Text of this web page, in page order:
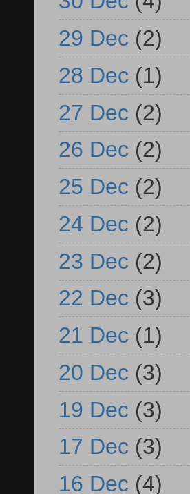
29 Dec (2)
28 Dec (1)
27 Dec (2)
26 Dec (2)
25 Dec (2)
24 Dec (2)
23 Dec (2)
22 Dec (3)
21 Dec (1)
20 Dec (3)
19 Dec (3)
17 Dec (3)
16 Dec (4)